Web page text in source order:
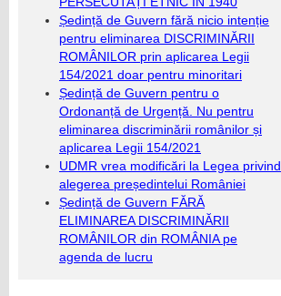
Ședință de Guvern fără nicio intenție
pentru eliminarea DISCRIMINĂRII
ROMÂNILOR prin aplicarea Legii
154/2021 doar pentru minoritari
Ședință de Guvern pentru o
Ordonanță de Urgență. Nu pentru
eliminarea discriminării românilor și
aplicarea Legii 154/2021
UDMR vrea modificări la Legea privind
alegerea președintelui României
Ședință de Guvern FĂRĂ
ELIMINAREA DISCRIMINĂRII
ROMÂNILOR din ROMÂNIA pe
agenda de lucru